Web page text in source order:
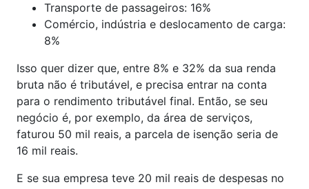
Transporte de passageiros: 16%
Comércio, indústria e deslocamento de carga:
8%
Isso quer dizer que, entre 8% e 32% da sua renda
bruta não é tributável, e precisa entrar na conta
para o rendimento tributável final. Então, se seu
negócio é, por exemplo, da área de serviços,
faturou 50 mil reais, a parcela de isenção seria de
16 mil reais.
E se sua empresa teve 20 mil reais de despesas no